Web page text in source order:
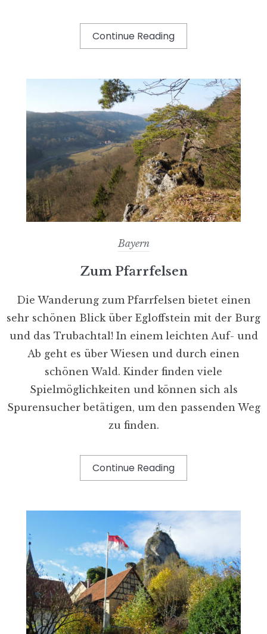
Continue Reading
Bayern
Zum Pfarrfelsen
Die Wanderung zum Pfarrfelsen bietet einen
sehr schönen Blick über Egloffstein mit der Burg
und das Trubachtal! In einem leichten Auf- und
Ab geht es über Wiesen und durch einen
schönen Wald. Kinder finden viele
Spielmöglichkeiten und können sich als
Spurensucher betätigen, um den passenden Weg
zu finden.
Continue Reading